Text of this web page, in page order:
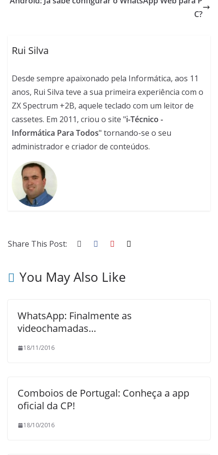
C?
Rui Silva
Desde sempre apaixonado pela Informática, aos 11
anos, Rui Silva teve a sua primeira experiência com o
ZX Spectrum +2B, aquele teclado com um leitor de
cassetes. Em 2011, criou o site "i-Técnico -
Informática Para Todos" tornando-se o seu
administrador e criador de conteúdos.
Share This Post:
You May Also Like
WhatsApp: Finalmente as
videochamadas…
18/11/2016
Comboios de Portugal: Conheça a app
oficial da CP!
18/10/2016